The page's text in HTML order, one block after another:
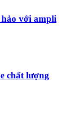
với ampli
chất lượng